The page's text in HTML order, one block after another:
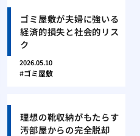
ゴミ屋敷が夫婦に強いる
経済的損失と社会的リス
ク
2026.05.10
ゴミ屋敷
理想の靴収納がもたらす
汚部屋からの完全脱却